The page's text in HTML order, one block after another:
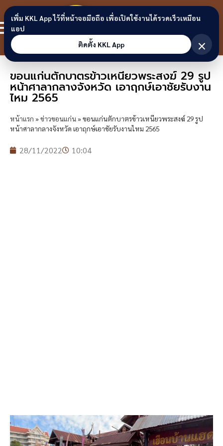
Skip to content
ขอนแก่น
ลิงก์
ขอนแก่นตักบาตรข้าวเหนียวพระสงฆ์ 29 รูป
หน้าศาลากลางจังหวัด เอาฤกษ์เอาชัยรับงาน
ไหม 2565
หน้าแรก »ข่าวขอนแก่น»ขอนแก่นตักบาตรข้าวเหนียวพระสงฆ์ 29 รูป
หน้าศาลากลางจังหวัด เอาฤกษ์เอาชัยรับงานไหม 2565
28/11/2022 10:04
เพิ่ม KKL App ไว้ที่หน้าจอมือถือ เพื่อเปิดใช้งานได้รวดเร็วเหมือน
แอป
ติดตั้ง KKL App
×